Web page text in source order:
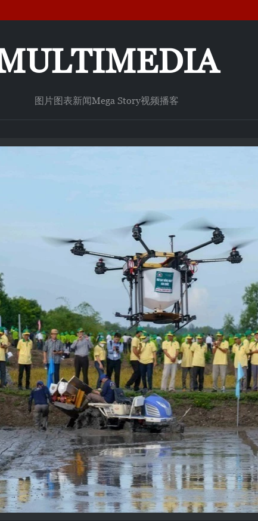
图片图表新闻Mega Story视频播客